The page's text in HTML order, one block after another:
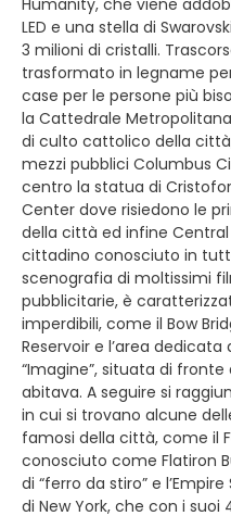
Humanity, che viene
LED e una stella di
3 milioni di cristalli.
trasformato in legname
case per le persone più
la Cattedrale
di culto cattolico della
mezzi pubblici Columbus
centro la statua di
Center dove risiedono le
della città ed infine
cittadino conosciuto in
scenografia di moltissimi
pubblicitarie, è
imperdibili, come il Bow
Reservoir e l’area
“Imagine”, situata di
abitava. A seguire si
in cui si trovano alcune
famosi della città, come il
conosciuto come Flatiron
di “ferro da stiro” e
di New York, che con i